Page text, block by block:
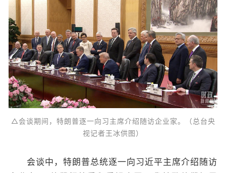
△会谈期间，特朗普逐一向习主席介绍随访企业家。（总台央
视记者王冰供图）
会谈中，特朗普总统逐一向习近平主席介绍随访